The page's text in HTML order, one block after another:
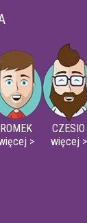
ROMEK
>
CZESIO
więcej >